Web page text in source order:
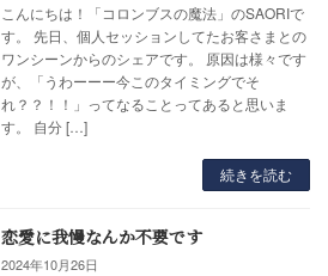
こんにちは！「コロンブスの魔法」のSAORIで
す。 先日、個人セッションしてたお客さまとの
ワンシーンからのシェアです。 原因は様々です
が、「うわーーー今このタイミングでそ
れ？？！！」ってなることってあると思いま
す。 自分 […]
続きを読む
恋愛に我慢なんか不要です
2024年10月26日